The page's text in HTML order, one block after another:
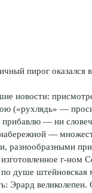
пирог оказался
новости:
(«рухлядь» —
прибавлю — ни
—
разнообразными
г-
душе штейновская
Эрард